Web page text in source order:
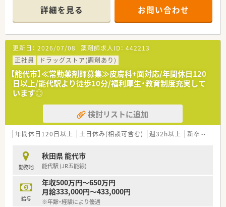
務いただける環境です。
■近くにはスーパーや商業施設もあり生活環境は充実していま
す。
≪こんな企業です≫
■秋田県と青森県に関連企業を合わせ15店舗展開しておりま
す。
■グループ全体での平均年齢は43歳、男女比は7:3で女性の方が
多いです。管理薬剤師に関しても男性8名、女性7名となっており
ます。
■直近10年の育休復帰率も100％で子育てに理解のある会社で
す。男性の育児休暇取得の実績もございます。
≪こんな方にオススメ≫
■秋田県に腰を据えて働きたい方
■薬剤師人数が揃っている環境でのご就業を希望される方
詳細を見る お問い合わせ
更新日： 2026/07/08 薬剤師求人ID： 442213
正社員
ドラッグストア(調剤あり)
【能代市】≪常勤薬剤師募集≫皮膚科+面対応/年間休日120
日以上/能代駅より徒歩10分/福利厚生・教育制度充実して
います◎
検討リストに追加
年間休日120日以上 土日休み(相談可含む) 週32h以上 新卒可
勤務地
秋田県 能代市
能代駅 (JR五能線)
給与
年収500万円～650万円
月給333,000円～433,000円
※年齢・経験により優遇